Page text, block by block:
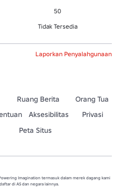
50
Tidak Tersedia
Laporkan Penyalahgunaan
Ruang Berita
Orang Tua
Aksesibilitas
Privasi
Peta Situs
Imagination termasuk dalam merek dagang kami
di AS dan negara lainnya.